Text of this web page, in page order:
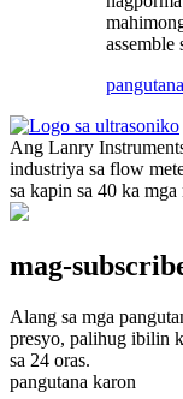
assemble
pangutana
Ang Lanry
industriya sa flow
sa kapin sa 40 ka
mag-
Alang sa mga
presyo, palihug ibilin
sa 24 oras.
pangutana karon